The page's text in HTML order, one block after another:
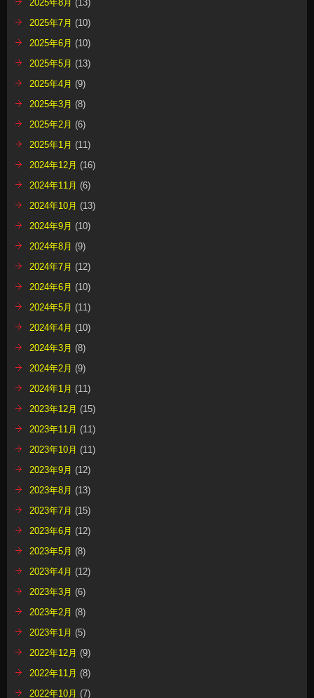
2025年8月 (13)
2025年7月 (10)
2025年6月 (10)
2025年5月 (13)
2025年4月 (9)
2025年3月 (8)
2025年2月 (6)
2025年1月 (11)
2024年12月 (16)
2024年11月 (6)
2024年10月 (13)
2024年9月 (10)
2024年8月 (9)
2024年7月 (12)
2024年6月 (10)
2024年5月 (11)
2024年4月 (10)
2024年3月 (8)
2024年2月 (9)
2024年1月 (11)
2023年12月 (15)
2023年11月 (11)
2023年10月 (11)
2023年9月 (12)
2023年8月 (13)
2023年7月 (15)
2023年6月 (12)
2023年5月 (8)
2023年4月 (12)
2023年3月 (6)
2023年2月 (8)
2023年1月 (5)
2022年12月 (9)
2022年11月 (8)
2022年10月 (7)